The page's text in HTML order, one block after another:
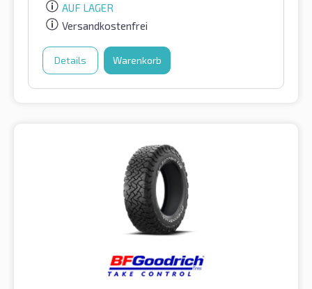
AUF LAGER
Versandkostenfrei
Details Warenkorb